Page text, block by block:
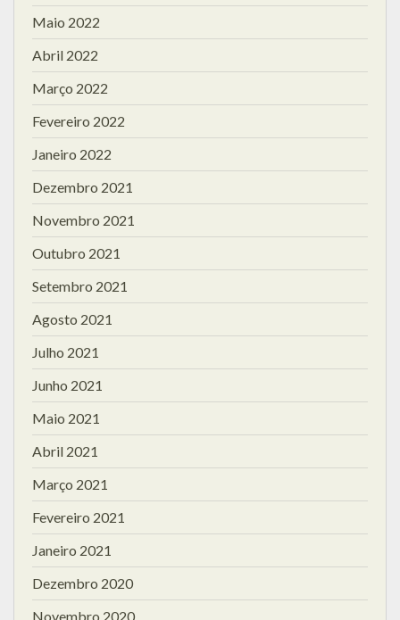
Maio 2022
Abril 2022
Março 2022
Fevereiro 2022
Janeiro 2022
Dezembro 2021
Novembro 2021
Outubro 2021
Setembro 2021
Agosto 2021
Julho 2021
Junho 2021
Maio 2021
Abril 2021
Março 2021
Fevereiro 2021
Janeiro 2021
Dezembro 2020
Novembro 2020